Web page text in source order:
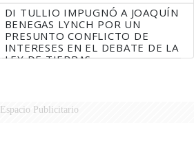
DI TULLIO IMPUGNÓ A JOAQUÍN
BENEGAS LYNCH POR UN
PRESUNTO CONFLICTO DE
INTERESES EN EL DEBATE DE LA
LEY DE TIERRAS
Espacio Publicitario